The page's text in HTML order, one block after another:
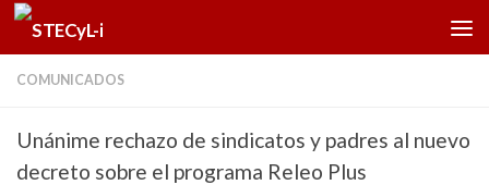
Saltar al contenido
COMUNICADOS
Unánime rechazo de sindicatos y padres al nuevo
decreto sobre el programa Releo Plus